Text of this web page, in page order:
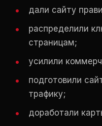
дали сайту
распределили
страницам;
усилили
подготовили
трафику;
доработали